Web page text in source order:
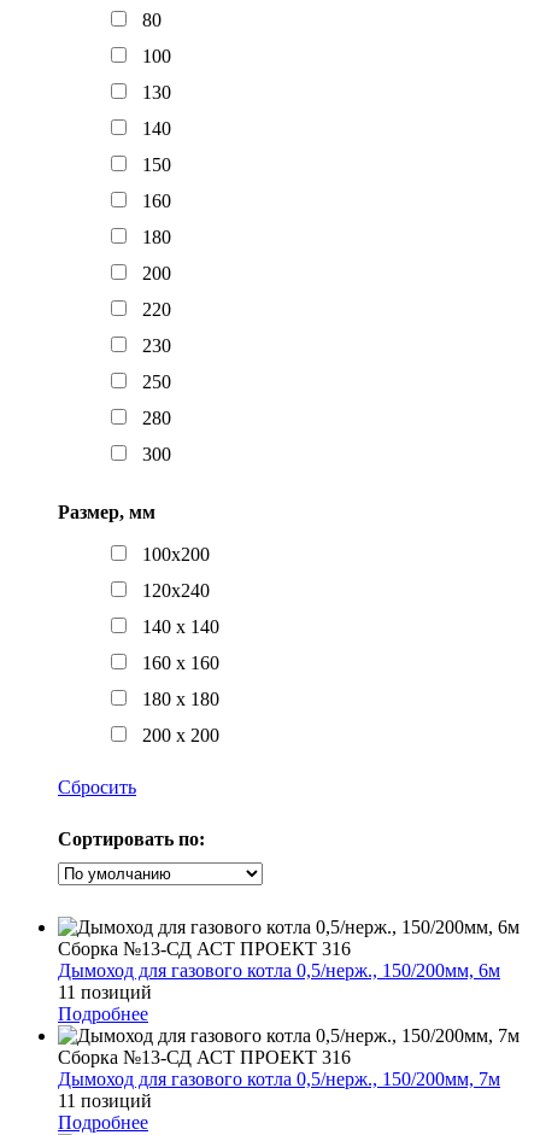
80
100
130
140
150
160
180
200
220
230
250
280
300
Размер, мм
100х200
120х240
140 x 140
160 x 160
180 x 180
200 x 200
Сбросить
Сортировать по:
Сборка №13-СД АСТ ПРОЕКТ 316
Дымоход для газового котла 0,5/нерж., 150/200мм, 6м
11 позиций
Подробнее
Сборка №13-СД АСТ ПРОЕКТ 316
Дымоход для газового котла 0,5/нерж., 150/200мм, 7м
11 позиций
Подробнее